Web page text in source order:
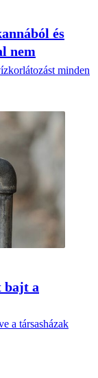
és
nem
minden
bajt a
a társasházak